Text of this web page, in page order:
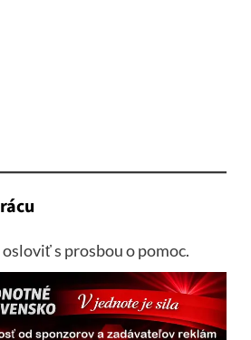
s prosbou o pomoc.